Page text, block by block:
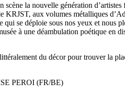
la nouvelle génération d’artistes
KRJST, aux volumes métalliques
se déploie sous nos yeux et nous
à une déambulation poétique en
du décor pour trouver la
PEROI (FR/BE)